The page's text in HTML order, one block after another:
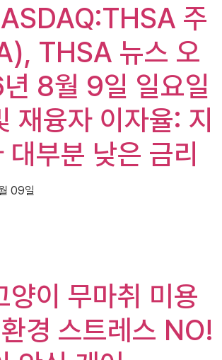
주
THSA 뉴스 오
8월 9일 일요일
재융자 이자율: 지
대부분 낮은 금리
09일
양이 무마취 미용
경 스트레스 NO!